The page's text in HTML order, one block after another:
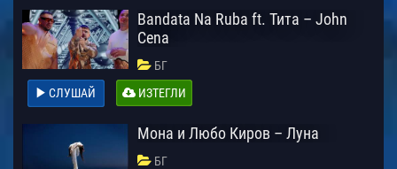
Bandata Na Ruba ft. Тита – John
Cena
БГ
СЛУШАЙ
ИЗТЕГЛИ
Мона и Любо Киров – Луна
БГ